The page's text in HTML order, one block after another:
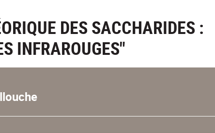
DES SACCHARIDES :
INFRAROUGES"